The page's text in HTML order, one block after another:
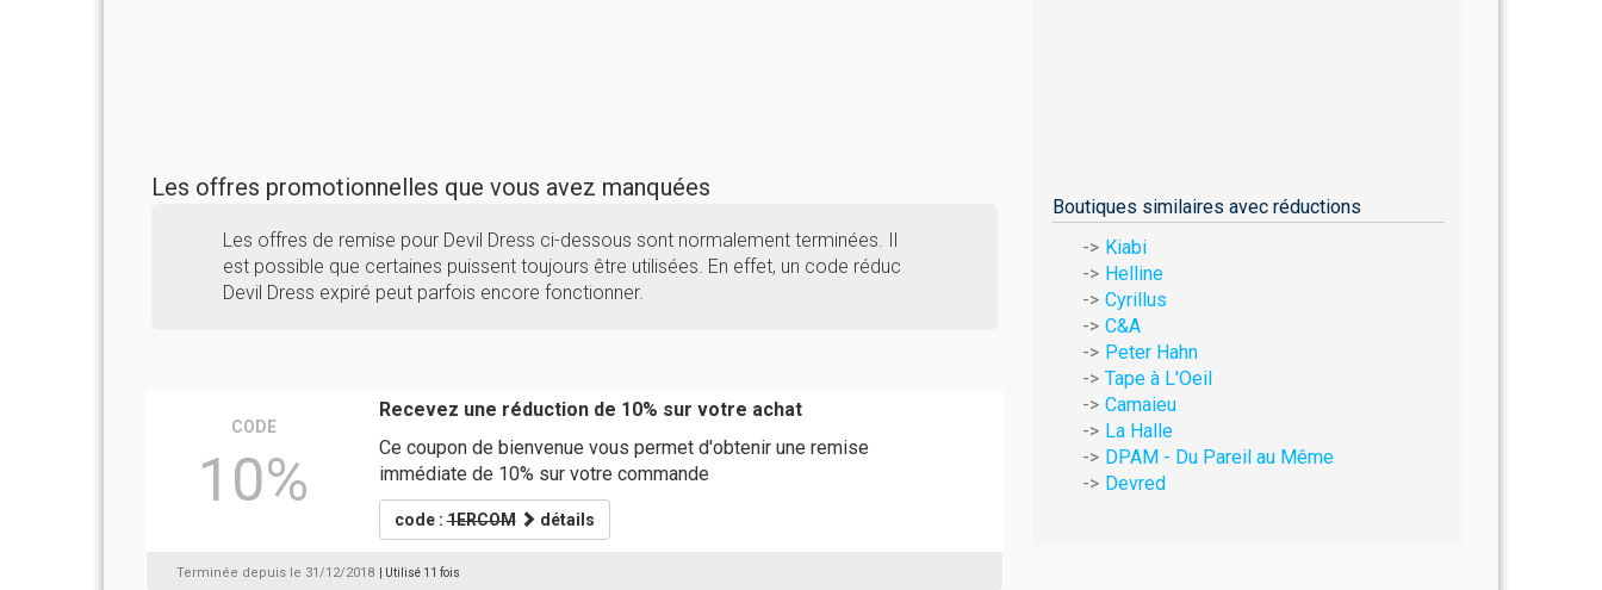
Les offres promotionnelles que vous avez manquées
Les offres de remise pour Devil Dress ci-dessous sont normalement terminées. Il
est possible que certaines puissent toujours être utilisées. En effet, un code réduc
Devil Dress expiré peut parfois encore fonctionner.
CODE
10%
Recevez une réduction de 10% sur votre achat
Ce coupon de bienvenue vous permet d'obtenir une remise
immédiate de 10% sur votre commande
code :1ERCOM détails
Terminée depuis le 31/12/2018 | Utilisé 11 fois
Boutiques similaires avec réductions
Kiabi
Helline
Cyrillus
C&A
Peter Hahn
Tape à L'Oeil
Camaieu
La Halle
DPAM - Du Pareil au Même
Devred